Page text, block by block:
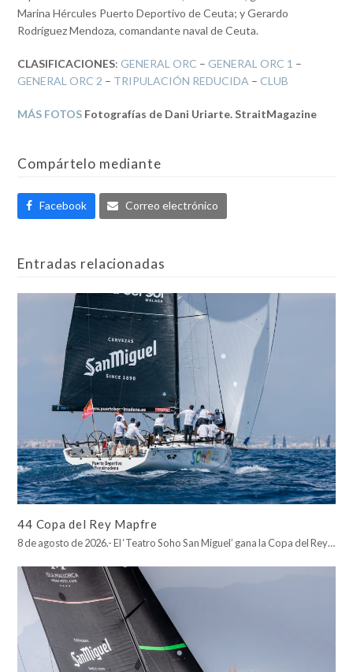
Marina Hércules Puerto Deportivo de Ceuta; y Gerardo
Rodríguez Mendoza, comandante naval de Ceuta.
CLASIFICACIONES: GENERAL ORC – GENERAL ORC 1 –
GENERAL ORC 2 – TRIPULACIÓN REDUCIDA – CLUB
MÁS FOTOS Fotografías de Dani Uriarte. StraitMagazine
Compártelo mediante
Facebook Correo electrónico
Entradas relacionadas
44 Copa del Rey Mapfre
8 de agosto de 2026.- El ‘Teatro Soho San Miguel’ gana la Copa del Rey…